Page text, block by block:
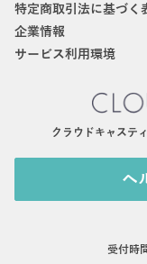
特定商取引法に基づく
企業情報
サービス利用環境
クラウドキャステ
ヘ
受付時